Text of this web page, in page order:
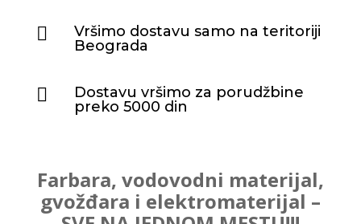

Vršimo dostavu samo na teritoriji
Beograda

Dostavu vršimo za porudžbine
preko 5000 din
Farbara, vodovodni materijal,
gvožđara i elektromaterijal –